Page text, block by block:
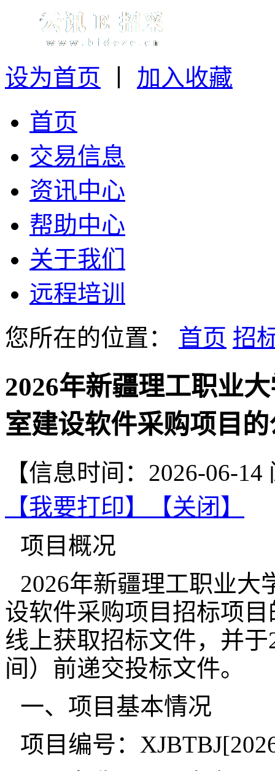
设为首页
加入收藏
首页
交易信息
资讯中心
帮助中心
关于我们
远程培训
您所在的位置： 首页 招
2026年新疆理工职业
室建设软件采购项目
【信息时间：2026-06-
【我要打印】
【关闭】
项目概况
2026年新疆理工职业大
设软件采购项目招标项
线上获取招标文件，并于
间）前递交投标文件。
一、项目基本情况
项目编号：